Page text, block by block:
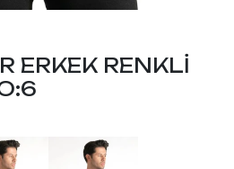
ERKEK RENKLİ